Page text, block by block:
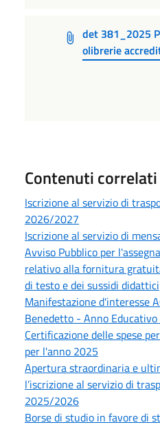
det 381_2025
olibrerie
Contenuti correlati
Iscrizione al servizio di
2026/2027
Iscrizione al servizio di
Avviso Pubblico per
relativo alla fornitura
di testo e dei sussidi didattici
Manifestazione d'interesse
Benedetto - Anno
Certificazione delle spese
per l'anno 2025
Apertura straordinaria e
l’iscrizione al servizio di
2025/2026
Borse di studio in favore di